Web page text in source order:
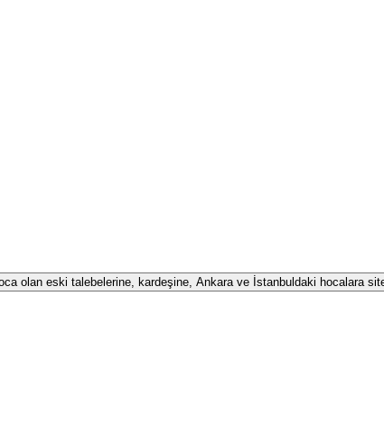
olan eski talebelerine, kardeşine, Ankara ve İstanbuldaki hocalara